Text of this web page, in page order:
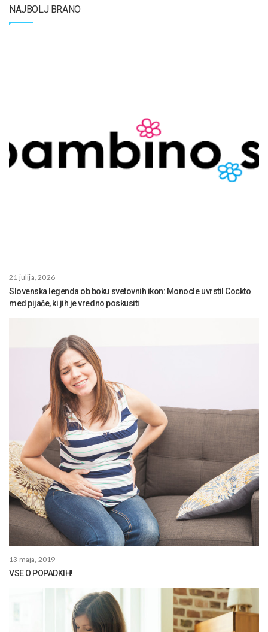
NAJBOLJ BRANO
21 julija, 2026
Slovenska legenda ob boku svetovnih ikon: Monocle uvrstil Cockto
med pijače, ki jih je vredno poskusiti
13 maja, 2019
VSE O POPADKIH!